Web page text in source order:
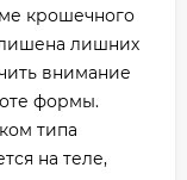
крошечного
лишних
внимание
формы.
типа
на теле,